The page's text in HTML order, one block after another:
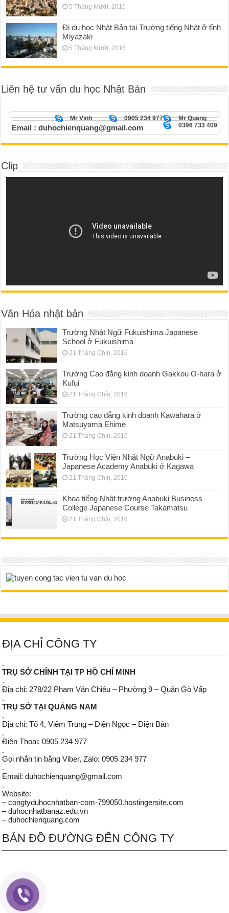
5 Tháng Mười, 2016
Đi du học Nhật Bản tại Trường tiếng Nhật ở tỉnh
Miyazaki
5 Tháng Mười, 2016
Liên hệ tư vấn du học Nhật Bản
Mr Quang
0905 234 977
Mr Vinh
0396 733 409
Email : duhochienquang@gmail.com
Clip
Văn Hóa nhật bản
Trường Nhật Ngữ Fukuishima Japanese
School ở Fukuishima
21 Tháng Chín, 2016
Trường Cao đẳng kinh doanh Gakkou O-hara ở
Kufui
21 Tháng Chín, 2016
Trường cao đẳng kinh doanh Kawahara ở
Matsuyama Ehime
21 Tháng Chín, 2016
Trường Học Viện Nhật Ngữ Anabuki –
Japanese Academy Anabuki ở Kagawa
21 Tháng Chín, 2016
Khoa tiếng Nhật trường Anabuki Business
College Japanese Course Takamatsu
21 Tháng Chín, 2016
ĐỊA CHỈ CÔNG TY
.
TRỤ SỞ CHÍNH TẠI TP HỒ CHÍ MINH
.
Địa chỉ: 278/22 Phạm Văn Chiêu – Phường 9 – Quận Gò Vấp
.
TRỤ SỞ TẠI QUẢNG NAM
.
Địa chỉ: Tổ 4, Viêm Trung – Điện Ngọc – Điện Bàn
.
Điện Thoại: 0905 234 977
.
Gọi nhắn tin bằng Viber, Zalo: 0905 234 977
.
Email: duhochienquang@gmail.com
.
Website:
– congtyduhocnhatban-com-799050.hostingersite.com
– duhocnhatbanaz.edu.vn
– duhochienquang.com
BẢN ĐỒ ĐƯỜNG ĐẾN CÔNG TY